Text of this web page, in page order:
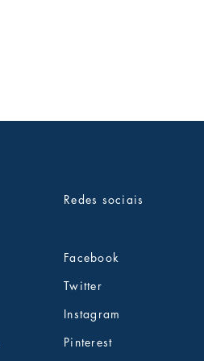
Redes sociais
Facebook
Twitter
Instagram
Pinterest